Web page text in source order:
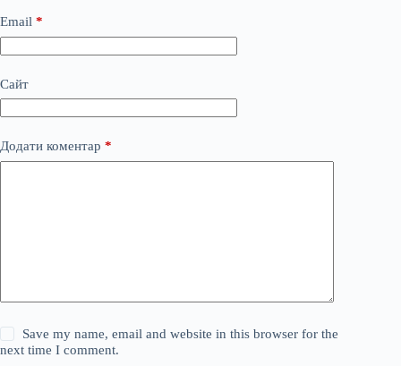
Email *
Сайт
Додати коментар *
Save my name, email and website in this browser for the
next time I comment.